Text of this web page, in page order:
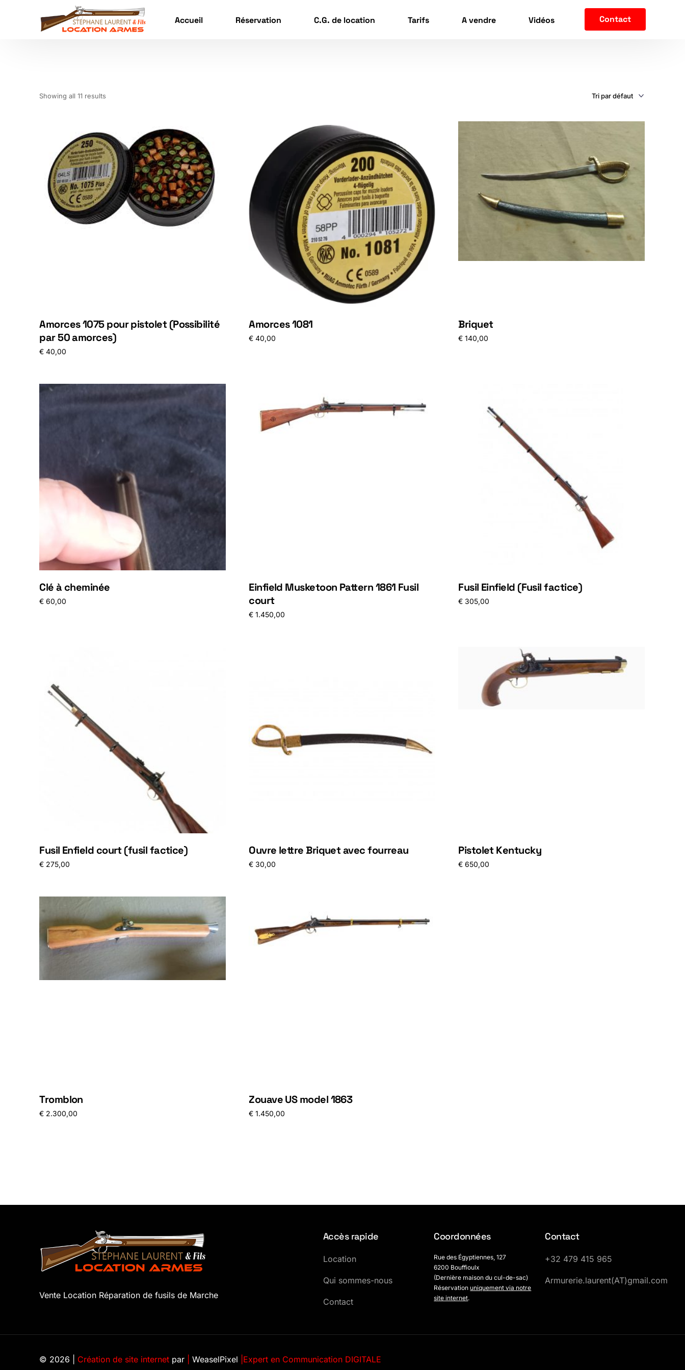
Accueil Réservation C.G. de location Tarifs A vendre Vidéos Contact
Showing all 11 results
Amorces 1075 pour pistolet (Possibilité
par 50 amorces)
€ 40,00
Amorces 1081
€ 40,00
Briquet
€ 140,00
Clé à cheminée
€ 60,00
Einfield Musketoon Pattern 1861 Fusil
court
€ 1.450,00
Fusil Einfield (Fusil factice)
€ 305,00
Fusil Enfield court (fusil factice)
€ 275,00
Ouvre lettre Briquet avec fourreau
€ 30,00
Pistolet Kentucky
€ 650,00
Tromblon
€ 2.300,00
Zouave US model 1863
€ 1.450,00
Vente Location Réparation de fusils de Marche
Accès rapide
Location
Qui sommes-nous
Contact
Coordonnées
Rue des Égyptiennes, 127
6200 Bouffioulx
(Dernière maison du cul-de-sac)
Réservation uniquement via notre
site internet.
Contact
+32 479 415 965
Armurerie.laurent(AT)gmail.com
© 2026 | Création de site internet par WeaselPixel Expert en Communication DIGITALE